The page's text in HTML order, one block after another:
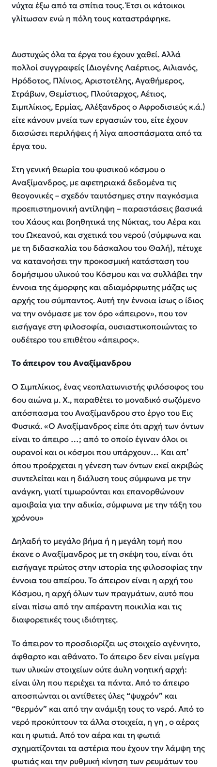
νύχτα έξω από τα σπίτια τους. Έτσι οι κάτοικοι
γλίτωσαν ενώ η πόλη τους καταστράφηκε.
Δυστυχώς όλα τα έργα του έχουν χαθεί. Αλλά
πολλοί συγγραφείς (Διογένης Λαέρτιος, Αιλιανός,
Ηρόδοτος, Πλίνιος, Αριστοτέλης, Αγαθήμερος,
Στράβων, Θεμίστιος, Πλούταρχος, Αέτιος,
Σιμπλίκιος, Ερμίας, Αλέξανδρος ο Αφροδισιεύς κ.ά.)
είτε κάνουν μνεία των εργασιών του, είτε έχουν
διασώσει περιλήψεις ή λίγα αποσπάσματα από τα
έργα του.
Στη γενική θεωρία του φυσικού κόσμου ο
Αναξίμανδρος, με αφετηριακά δεδομένα τις
θεογονικές – σχεδόν ταυτόσημες στην παγκόσμια
προεπιστημονική αντίληψη – παραστάσεις βασικά
του Χάους και βοηθητικά της Νύκτας, του Αέρα και
του Ωκεανού, και σχετικά του νερού (σύμφωνα και
με τη διδασκαλία του δάσκαλου του Θαλή), πέτυχε
να κατανοήσει την προκοσμική κατάσταση του
δομήσιμου υλικού του Κόσμου και να συλλάβει την
έννοια της άμορφης και αδιαμόρφωτης μάζας ως
αρχής του σύμπαντος. Αυτή την έννοια ίσως ο ίδιος
να την ονόμασε με τον όρο «άπειρον», που τον
εισήγαγε στη φιλοσοφία, ουσιαστικοποιώντας το
ουδέτερο του επιθέτου «άπειρος».
Το άπειρον του Αναξίμανδρου
Ο Σιμπλίκιος, ένας νεοπλατωνιστής φιλόσοφος του
6ου αιώνα μ. Χ., παραθέτει το μοναδικό σωζόμενο
απόσπασμα του Αναξίμανδρου στο έργο του Εις
Φυσικά. «Ο Αναξίμανδρος είπε ότι αρχή των όντων
είναι το άπειρο …; από το οποίο έγιναν όλοι οι
ουρανοί και οι κόσμοι που υπάρχουν… Και απ’
όπου προέρχεται η γένεση των όντων εκεί ακριβώς
συντελείται και η διάλυση τους σύμφωνα με την
ανάγκη, γιατί τιμωρούνται και επανορθώνουν
αμοιβαία για την αδικία, σύμφωνα με την τάξη του
χρόνου»
Δηλαδή το μεγάλο βήμα ή η μεγάλη τομή που
έκανε ο Αναξίμανδρος με τη σκέψη του, είναι ότι
εισήγαγε πρώτος στην ιστορία της φιλοσοφίας την
έννοια του απείρου. Το άπειρον είναι η αρχή του
Κόσμου, η αρχή όλων των πραγμάτων, αυτό που
είναι πίσω από την απέραντη ποικιλία και τις
διαφορετικές τους ιδιότητες.
Το άπειρον το προσδιορίζει ως στοιχείο αγέννητο,
άφθαρτο και αθάνατο. Το άπειρο δεν είναι μείγμα
των υλικών στοιχείων ούτε άυλη νοητική αρχή:
είναι ύλη που περιέχει τα πάντα. Από το άπειρο
αποσπώνται οι αντίθετες ύλες “ψυχρόν” και
“θερμόν” και από την ανάμιξη τους το νερό. Από το
νερό προκύπτουν τα άλλα στοιχεία, η γη , ο αέρας
και η φωτιά. Από τον αέρα και τη φωτιά
σχηματίζονται τα αστέρια που έχουν την λάμψη της
φωτιάς και την ρυθμική κίνηση των ρευμάτων του